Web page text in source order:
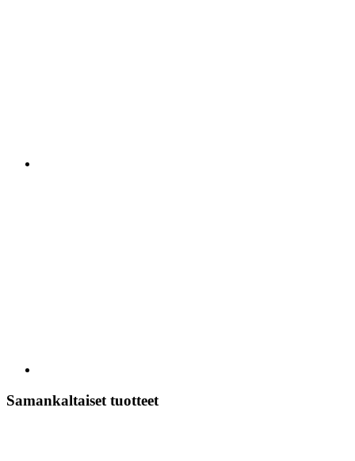
Samankaltaiset tuotteet